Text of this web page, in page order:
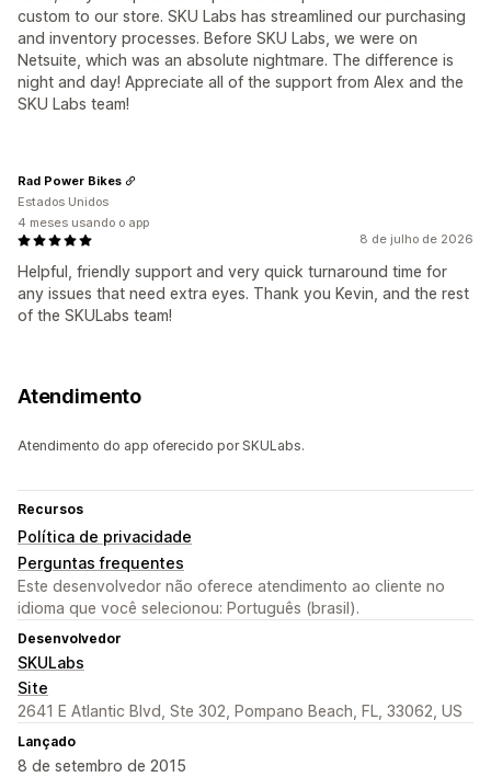
custom to our store. SKU Labs has streamlined our purchasing
and inventory processes. Before SKU Labs, we were on
Netsuite, which was an absolute nightmare. The difference is
night and day! Appreciate all of the support from Alex and the
SKU Labs team!
8 de julho de 2026
Helpful, friendly support and very quick turnaround time for
any issues that need extra eyes. Thank you Kevin, and the rest
of the SKULabs team!
Rad Power Bikes
Estados Unidos
4 meses usando o app
Atendimento
Atendimento do app oferecido por SKULabs.
Recursos
Política de privacidade
Perguntas frequentes
Este desenvolvedor não oferece atendimento ao cliente no
idioma que você selecionou: Português (brasil).
Desenvolvedor
SKULabs
Site
2641 E Atlantic Blvd, Ste 302, Pompano Beach, FL, 33062, US
Lançado
8 de setembro de 2015